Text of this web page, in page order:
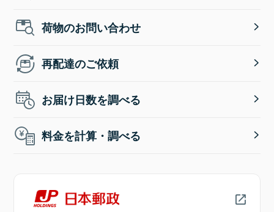
荷物のお問い合わせ
再配達のご依頼
お届け日数を調べる
料金を計算・調べる